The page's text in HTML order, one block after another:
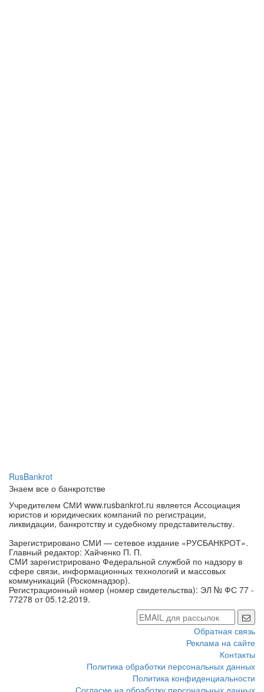
RusBankrot
Знаем все о банкротстве
Учредителем СМИ www.rusbankrot.ru является Ассоциация
юристов и юридических компаний по регистрации,
ликвидации, банкротству и судебному представительству.
Зарегистрировано СМИ — сетевое издание «РУСБАНКРОТ».
Главный редактор: Хайченко П. П.
СМИ зарегистрировано Федеральной службой по надзору в
сфере связи, информационных технологий и массовых
коммуникаций (Роскомнадзор).
Регистрационный номер (номер свидетельства): ЭЛ № ФС 77 -
77278 от 05.12.2019.
Обратная связь
Реклама на сайте
Контакты
Политика обработки персональных данных
Политика конфиденциальности
Согласие на обработку персональных данных